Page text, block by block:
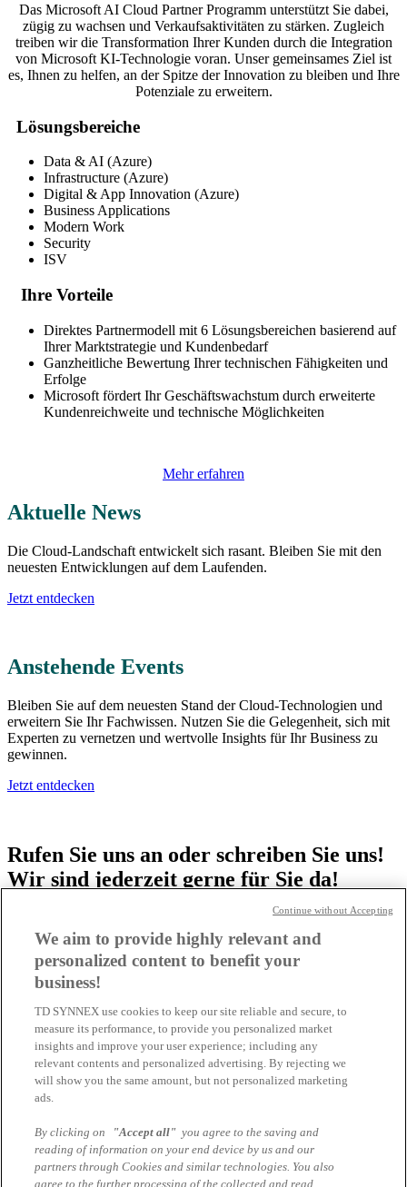
Das Microsoft AI Cloud Partner Programm unterstützt Sie dabei,
zügig zu wachsen und Verkaufsaktivitäten zu stärken. Zugleich
treiben wir die Transformation Ihrer Kunden durch die Integration
von Microsoft KI-Technologie voran. Unser gemeinsames Ziel ist
es, Ihnen zu helfen, an der Spitze der Innovation zu bleiben und Ihre
Potenziale zu erweitern.
Lösungsbereiche
Data & AI (Azure)
Infrastructure (Azure)
Digital & App Innovation (Azure)
Business Applications
Modern Work
Security
ISV
Ihre Vorteile
Direktes Partnermodell mit 6 Lösungsbereichen basierend auf
Ihrer Marktstrategie und Kundenbedarf
Ganzheitliche Bewertung Ihrer technischen Fähigkeiten und
Erfolge
Microsoft fördert Ihr Geschäftswachstum durch erweiterte
Kundenreichweite und technische Möglichkeiten
Mehr erfahren
Aktuelle News
Die Cloud-Landschaft entwickelt sich rasant. Bleiben Sie mit den
neuesten Entwicklungen auf dem Laufenden.
Jetzt entdecken
Anstehende Events
Bleiben Sie auf dem neuesten Stand der Cloud-Technologien und
erweitern Sie Ihr Fachwissen. Nutzen Sie die Gelegenheit, sich mit
Experten zu vernetzen und wertvolle Insights für Ihr Business zu
gewinnen.
Jetzt entdecken
Rufen Sie uns an oder schreiben Sie uns!
Wir sind jederzeit gerne für Sie da!
+49 89 4700 3020
cloud.de@tdsynnex.com
Jetzt Kontakt aufnehmen
Impressum
We aim to provide highly relevant and
personalized content to benefit your
business!
TD SYNNEX use cookies to keep our site reliable and secure, to
measure its performance, to provide you personalized market
insights and improve your user experience; including any
relevant contents and personalized advertising. By rejecting we
will show you the same amount, but not personalized marketing
ads.
By clicking on "Accept all" you agree to the saving and
reading of information on your end device by us and our
partners through Cookies and similar technologies. You also
agree to the further processing of the collected and read
Continue without Accepting